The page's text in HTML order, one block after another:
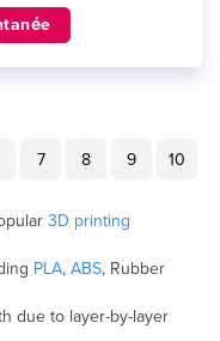
7 8 9 10
3D printing
PLA, ABS, Rubber
due to layer-by-layer